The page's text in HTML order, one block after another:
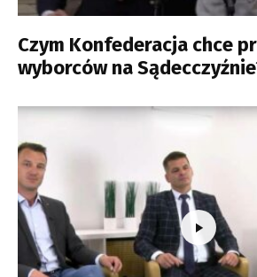
Czym Konfederacja chce
wyborców na